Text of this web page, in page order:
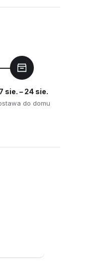
sie. – 24 sie.
do domu